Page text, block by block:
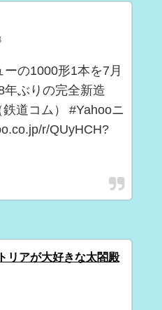
の1000形1本を7月
ぶりの完全新造
道コム） #Yahooニ
r/QUyHCH?
リアが大好きな太閤殿